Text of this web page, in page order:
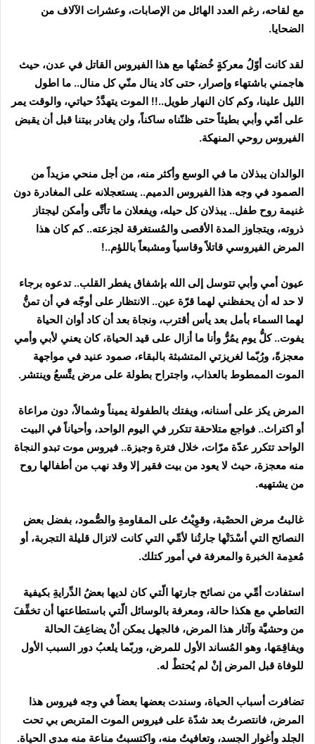
مع لقاحه، رغم العدد الهائل من الإصابات، وعشرات الآلاف من
الضحايا.
لقد كانت أوّلُ معركةٍ خُضتُها مع هذا الفيروس القاتل في عدن، حيث
هاجمني باشتهاء وإصرار، حتى كاد ينال منّي كل منال.. ما اطول
الليل علينا، وكم كان النهار طويل..!! الموت يتهدَّدُ حياتي، والوقت يمر
على أمّي وأبي بطيئاً حتى ظنّناه ساكناً، ولن يغادر بيتنا قبل أن يقبض
الفيروس روحي المنهكة.
الوالدان يبذلان ما في الوسع وأكثر منه، من أجل منحي مزيداً من
الصمود في وجه هذا الفيروس الدميم.. يستعجلانه على المغادرة دون
غنيمة روح طفل.. يبذلان كل حيله، ويفعلان ما تأتَّى وأمكن ليجتاز
ذروته، ويتجاوز المدة الأقصى والمُستغرقة لجزعته.. كم كان هذا
المرض الفيروسي قاتلاً وقاسياً ومشبعاً باللؤم..!
عيون أمي وأبي تتوسل إلى الله بإشفاق يفطر القلب.. تدعوه برجاء
لا حد له أن يحفظني لهما قرّة عين.. الانتظار على أوجّه في أن تمنُّ
لهما السماء بأمل بعد يأس أقترب، ونجاة بعد أن كاد أوان الحياة
يفوت.. كلُّ يوم يمُرُّ وأنا ما أزال على قيد الحياة، كان يعني لأبي وأمي
معجزةً، ورُبّما لغريزتي المتشبثة بالبقاء، صمود عنيد في مواجهة
الموت الممطوط بالعذاب، واجتراح بطولة على مرض يتَّسعُ وينتشر.
المرض يكز على أسنانه، ويفتك بالطفولة يميناً وشمالاً، دون مراعاة
أو اكتراث.. فواجع متلاحقة تتكرر في اليوم الواحد، وأحياناً في البيت
الواحد تتكرر عدّة مرّات، خلال فترة وجيزة.. فيروس موت تبدو النجاة
منه معجزة، حيث لا يعود من بيت فقير إلا وقد نهب من أطفالها روح
من يشتهيه.
غالبتُ مرض الحصْبة، وقوِيْتُ على المقاومةِ والصُّمود، بفضل بعض
النصائح التي أسْدَتْها جارتُنا لأمِّي التي كانت لاتزال قليلة التجربة، أو
مُعدِمة الخبرة والمعرفة في أمور كتلك.
استفادت أمِّي من نصائح جارتها الّتي كان لديها بعضُ الدِّرايةِ بكيفية
التعاطي مع هكذا حالة، ومعرفة بالوسائل الّتي باستطاعتها أن تخفِّفَ
من وحشيَّة وآثار هذا المرض، فالجهل يمكن أنْ يضاعِفَ الحالة
ويفاقِمَها، وهو المُساند الأول للمرض، وربّما يلعبُ دور السبب الأول
للوفاة قبل المرض إنْ لم يُحتطْ له.
تضافرت أسباب الحياة، وسندت بعضها بعضاً في وجه فيروس هذا
المرض، فانتصرتُ بعد شدّة على فيروس الموت المتربص بي تحت
الجلد وأغوار الجسد، وتعافيتُ منه، واكتسبتُ مناعة منه مدى الحياة.